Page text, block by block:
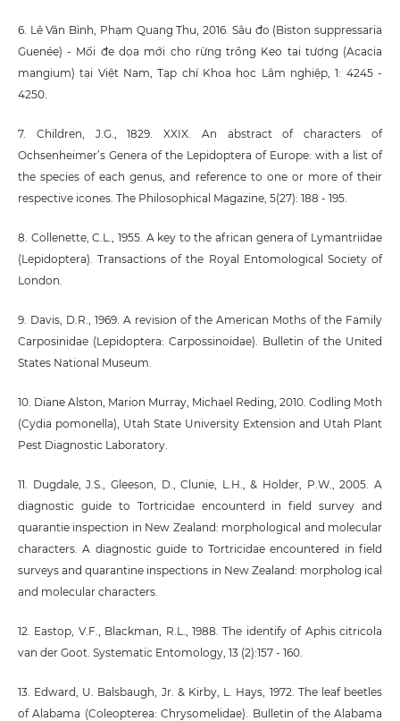
6. Lê Văn Bình, Phạm Quang Thu, 2016. Sâu đo (Biston suppressaria
Guenée) - Mối đe dọa mới cho rừng trồng Keo tai tượng (Acacia
mangium) tại Việt Nam, Tạp chí Khoa học Lâm nghiệp, 1: 4245 -
4250.
7. Children, J.G., 1829. XXIX. An abstract of characters of
Ochsenheimer’s Genera of the Lepidoptera of Europe: with a list of
the species of each genus, and reference to one or more of their
respective icones. The Philosophical Magazine, 5(27): 188 - 195.
8. Collenette, C.L., 1955. A key to the african genera of Lymantriidae
(Lepidoptera). Transactions of the Royal Entomological Society of
London.
9. Davis, D.R., 1969. A revision of the American Moths of the Family
Carposinidae (Lepidoptera: Carpossinoidae). Bulletin of the United
States National Museum.
10. Diane Alston, Marion Murray, Michael Reding, 2010. Codling Moth
(Cydia pomonella), Utah State University Extension and Utah Plant
Pest Diagnostic Laboratory.
11. Dugdale, J.S., Gleeson, D., Clunie, L.H., & Holder, P.W., 2005. A
diagnostic guide to Tortricidae encounterd in field survey and
quarantie inspection in New Zealand: morphological and molecular
characters. A diagnostic guide to Tortricidae encountered in field
surveys and quarantine inspections in New Zealand: morpholog ical
and molecular characters.
12. Eastop, V.F., Blackman, R.L., 1988. The identify of Aphis citricola
van der Goot. Systematic Entomology, 13 (2):157 - 160.
13. Edward, U. Balsbaugh, Jr. & Kirby, L. Hays, 1972. The leaf beetles
of Alabama (Coleopterea: Chrysomelidae). Bulletin of the Alabama